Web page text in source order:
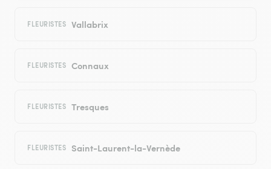
FLEURISTES Vallabrix
FLEURISTES Connaux
FLEURISTES Tresques
FLEURISTES Saint-Laurent-la-Vernède